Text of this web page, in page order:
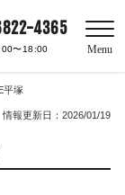
4365
〜18:00 Menu
平塚
情報更新日：2026/01/19